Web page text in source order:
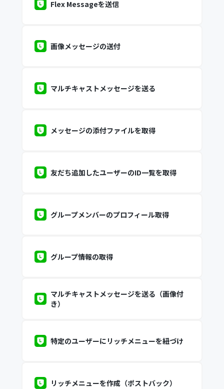
Flex Messageを送信
画像メッセージの送付
マルチキャストメッセージを送る
メッセージの添付ファイルを取得
友だち追加したユーザーのID一覧を取得
グループメンバーのプロフィール取得
グループ情報の取得
マルチキャストメッセージを送る（画像付
き）
特定のユーザーにリッチメニューを紐づけ
リッチメニューを作成（ポストバック）